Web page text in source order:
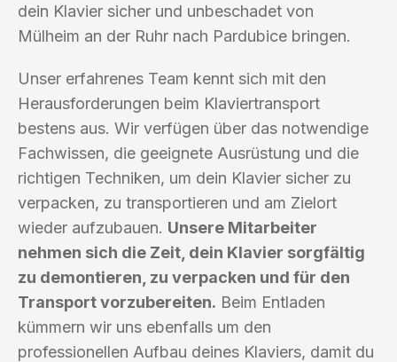
dein Klavier sicher und unbeschadet von
Mülheim an der Ruhr nach Pardubice bringen.
Unser erfahrenes Team kennt sich mit den
Herausforderungen beim Klaviertransport
bestens aus. Wir verfügen über das notwendige
Fachwissen, die geeignete Ausrüstung und die
richtigen Techniken, um dein Klavier sicher zu
verpacken, zu transportieren und am Zielort
wieder aufzubauen. Unsere Mitarbeiter
nehmen sich die Zeit, dein Klavier sorgfältig
zu demontieren, zu verpacken und für den
Transport vorzubereiten. Beim Entladen
kümmern wir uns ebenfalls um den
professionellen Aufbau deines Klaviers, damit du